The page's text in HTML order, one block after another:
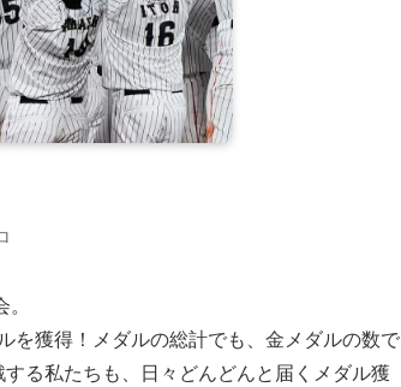
を獲得！メダルの総計でも、金メダルの数で
る私たちも、日々どんどんと届くメダル獲